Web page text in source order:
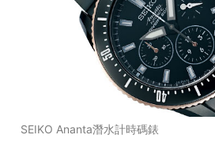
SEIKO Ananta潛水計時碼錶